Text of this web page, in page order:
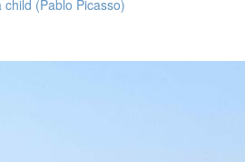
(Pablo Picasso)